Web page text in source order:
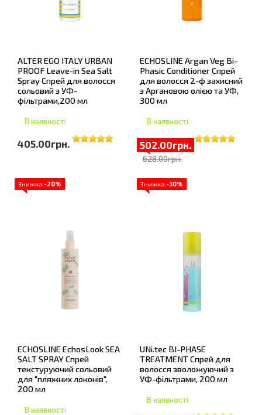
ALTER EGO ITALY URBAN
PROOF Leave-in Sea Salt
Spray Спрей для волосся
сольовий з УФ-
фільтрами,200 мл
В наявності
405.00грн.
ECHOSLINE Argan Veg Bi-
Phasic Conditioner Спрей
для волосся 2-ф захисний
з Аргановою олією та УФ,
300 мл
В наявності
502.00грн.
628.00грн.
Знижка -20%
ECHOSLINE EchosLook SEA
SALT SPRAY Спрей
текстуруючий сольовий
для "пляжних локонів",
200 мл
В наявності
Знижка -30%
UNi.tec BI-PHASE
TREATMENT Спрей для
волосся зволожуючий з
УФ-фільтрами, 200 мл
В наявності